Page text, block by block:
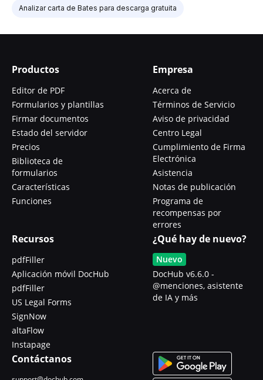
Analizar carta de Bates para descarga gratuita
Productos
Editor de PDF
Formularios y plantillas
Firmar documentos
Estado del servidor
Precios
Biblioteca de
formularios
Características
Funciones
Empresa
Acerca de
Términos de Servicio
Aviso de privacidad
Centro Legal
Cumplimiento de Firma
Electrónica
Asistencia
Notas de publicación
Programa de
recompensas por
errores
Recursos
pdfFiller
Aplicación móvil DocHub
pdfFiller
US Legal Forms
SignNow
altaFlow
Instapage
¿Qué hay de nuevo?
Nuevo
DocHub v6.6.0 -
@menciones, asistente
de IA y más
Contáctanos